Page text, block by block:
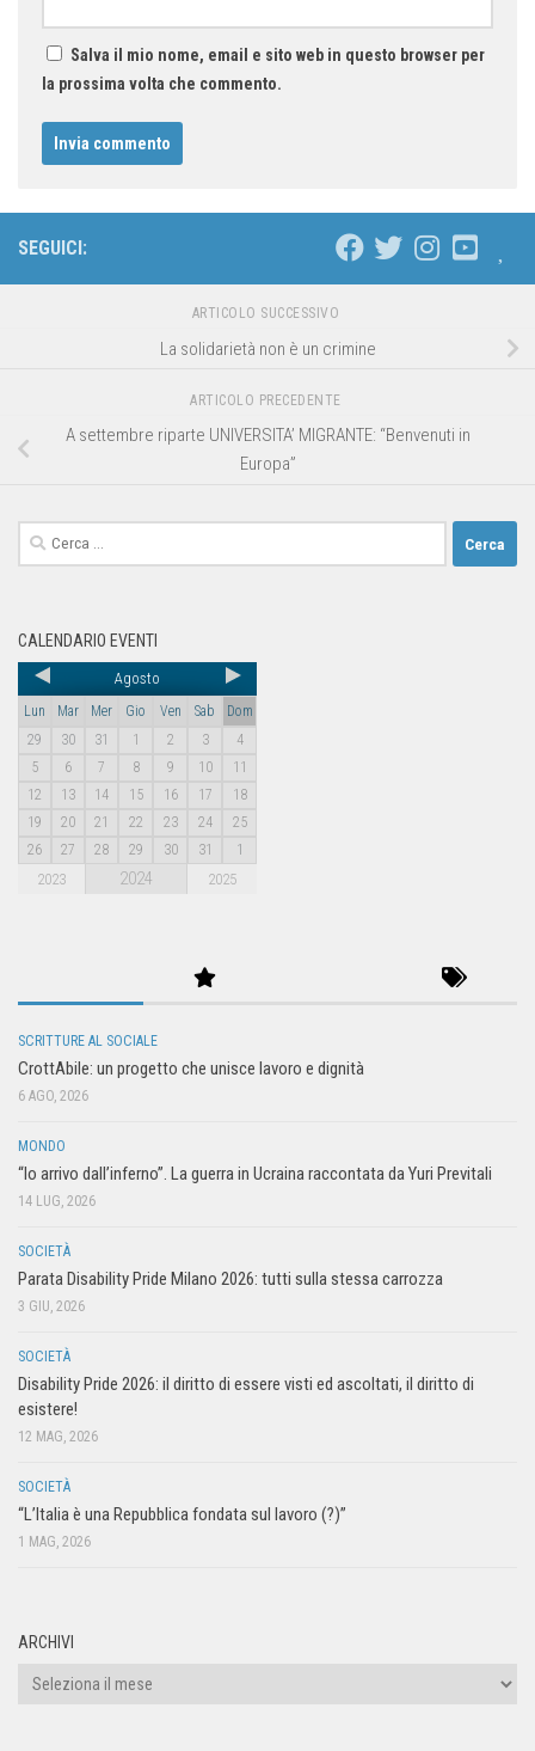
Salva il mio nome, email e sito web in questo browser per
la prossima volta che commento.
SEGUICI:
ARTICOLO SUCCESSIVO
La solidarietà non è un crimine
ARTICOLO PRECEDENTE
A settembre riparte UNIVERSITA’ MIGRANTE: “Benvenuti in
Europa”
CALENDARIO EVENTI
Agosto
Lun Mar Mer Gio Ven Sab
Dom
29
30 31 1 2 3
4
5
6 7 8 9 10
11
12
13 14 15 16 17
18
19
20 21 22 23 24
25
26
27 28 29 30 31 1
2023 2024 2025
SCRITTURE AL SOCIALE
CrottAbile: un progetto che unisce lavoro e dignità
6 AGO, 2026
MONDO
“Io arrivo dall’inferno”. La guerra in Ucraina raccontata da Yuri Previtali
14 LUG, 2026
SOCIETÀ
Parata Disability Pride Milano 2026: tutti sulla stessa carrozza
3 GIU, 2026
SOCIETÀ
Disability Pride 2026: il diritto di essere visti ed ascoltati, il diritto di
esistere!
12 MAG, 2026
SOCIETÀ
“L’Italia è una Repubblica fondata sul lavoro (?)”
1 MAG, 2026
ARCHIVI